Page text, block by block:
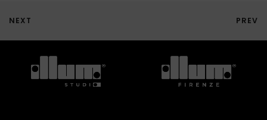
PREV
NEXT